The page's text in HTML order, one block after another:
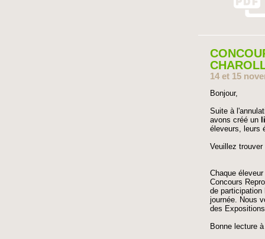
14 et 15
Bonjour,
Suite à
avons créé un
éleveurs, leurs
Veuillez
Chaque
Concours
de participation
journée. Nous
des
Bonne lecture